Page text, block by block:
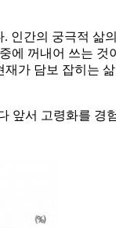
인간의 궁극적 삶
에 꺼내어 쓰는
가 담보 잡히는
앞서 고령화를 경